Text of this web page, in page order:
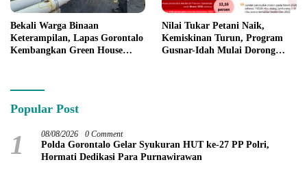
Bekali Warga Binaan
Keterampilan, Lapas Gorontalo
Kembangkan Green House
Nilai Tukar Petani Naik,
Kemiskinan Turun, Program
Gusnar-Idah Mulai Dorong
Popular Post
1 08/08/2026 0 Comment
Polda Gorontalo Gelar Syukuran HUT ke-27 PP Polri,
Hormati Dedikasi Para Purnawirawan